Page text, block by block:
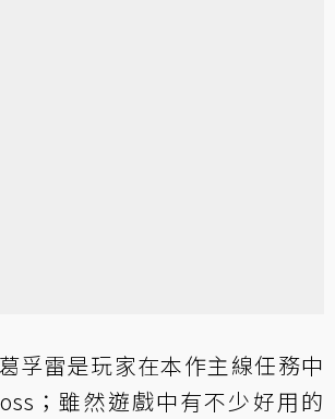
孚雷是玩家在本作主線任務中
；雖然遊戲中有不少好用的